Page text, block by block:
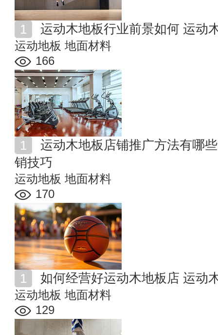
运动木地板行业前景如何 运动
运动地板 地面材料
166
销技巧
运动地板 地面材料
170
如何经营好运动木地板店 运动
运动地板 地面材料
129